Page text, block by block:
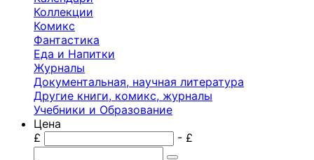
Коллекции
Комикс
Фантастика
Еда и Напитки
Журналы
Документальная, научная литература
Другие книги, комикс, журналы
Учебники и Образование
Цена
£
- £